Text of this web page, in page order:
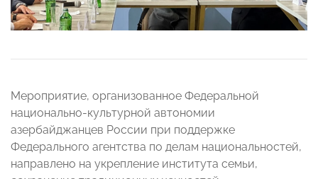
Мероприятие, организованное Федеральной
национально-культурной автономии
азербайджанцев России при поддержке
Федерального агентства по делам национальностей,
направлено на укрепление института семьи,